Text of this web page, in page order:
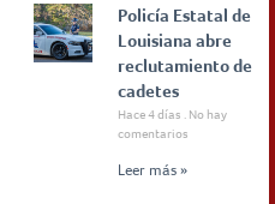
Policía Estatal de
Louisiana abre
reclutamiento de
cadetes
Hace 4 días
No hay
comentarios
Leer más »